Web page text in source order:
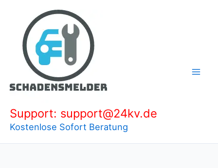
springen
Support: support@24kv.de
Kostenlose Sofort Beratung